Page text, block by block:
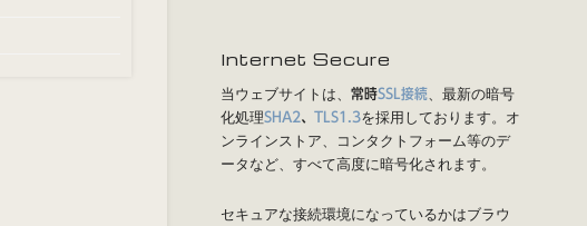
Internet Secure
当ウェブサイトは、常時SSL接続、最新の暗号
化処理SHA2、TLS1.3を採用しております。オ
ンラインストア、コンタクトフォーム等のデ
ータなど、すべて高度に暗号化されます。
セキュアな接続環境になっているかはブラウ